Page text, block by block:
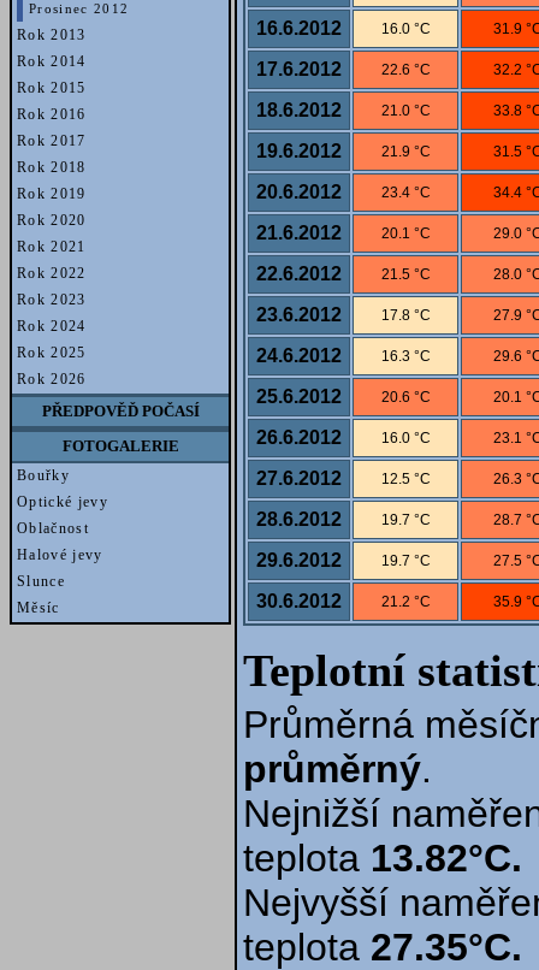
Prosinec 2012
Rok 2013
Rok 2014
Rok 2015
Rok 2016
Rok 2017
Rok 2018
Rok 2019
Rok 2020
Rok 2021
Rok 2022
Rok 2023
Rok 2024
Rok 2025
Rok 2026
PŘEDPOVĚĎ POČASÍ
FOTOGALERIE
Bouřky
Optické jevy
Oblačnost
Halové jevy
Slunce
Měsíc
16.6.2012 16.0 °C 31.9
17.6.2012 22.6 °C 32.2
18.6.2012 21.0 °C 33.8
19.6.2012 21.9 °C 31.5
20.6.2012 23.4 °C 34.4
21.6.2012 20.1 °C 29.0
22.6.2012 21.5 °C 28.0
23.6.2012 17.8 °C 27.9
24.6.2012 16.3 °C 29.6
25.6.2012 20.6 °C 20.1
26.6.2012 16.0 °C 23.1
27.6.2012 12.5 °C 26.3
28.6.2012 19.7 °C 28.7
29.6.2012 19.7 °C 27.5
30.6.2012 21.2 °C 35.9
Teplotní
Průměrná
průměrný.
Nejnižší
teplota 13.82°C.
Nejvyšší
teplota 27.35°C.